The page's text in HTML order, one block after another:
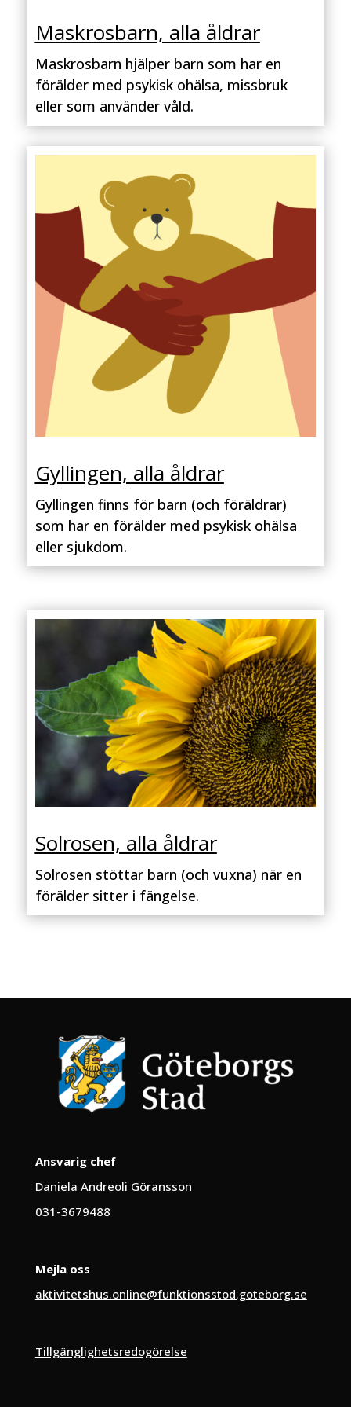
Maskrosbarn, alla åldrar
Maskrosbarn hjälper barn som har en
förälder med psykisk ohälsa, missbruk
eller som använder våld.
Gyllingen, alla åldrar
Gyllingen finns för barn (och föräldrar)
som har en förälder med psykisk ohälsa
eller sjukdom.
Solrosen, alla åldrar
Solrosen stöttar barn (och vuxna) när en
förälder sitter i fängelse.
Ansvarig chef
Daniela Andreoli Göransson
031-3679488
Mejla oss
aktivitetshus.online@funktionsstod.goteborg.se
Tillgänglighetsredogörelse